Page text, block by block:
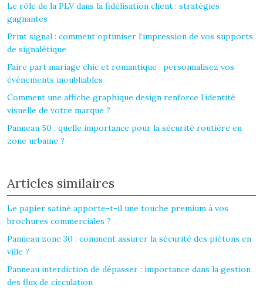
Le rôle de la PLV dans la fidélisation client : stratégies
gagnantes
Print signal : comment optimiser l’impression de vos supports
de signalétique
Faire part mariage chic et romantique : personnalisez vos
événements inoubliables
Comment une affiche graphique design renforce l’identité
visuelle de votre marque ?
Panneau 50 : quelle importance pour la sécurité routière en
zone urbaine ?
Articles similaires
Le papier satiné apporte-t-il une touche premium à vos
brochures commerciales ?
Panneau zone 30 : comment assurer la sécurité des piétons en
ville ?
Panneau interdiction de dépasser : importance dans la gestion
des flux de circulation